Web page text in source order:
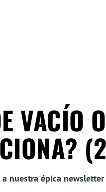
VACÍO
nuestra épica